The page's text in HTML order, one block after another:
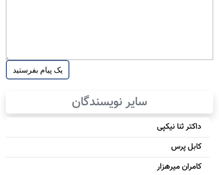
سایر نویسندگان
داکتر ثنا نیکپی
کابل پرس
کامران میرهزار